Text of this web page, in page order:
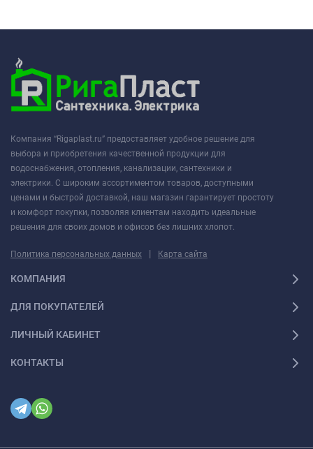
Компания “Rigaplast.ru” предоставляет удобное решение для
выбора и приобретения качественной продукции для
водоснабжения, отопления, канализации, сантехники и
электрики. С широким ассортиментом товаров, доступными
ценами и быстрой доставкой, наш магазин гарантирует простоту
и комфорт покупки, позволяя клиентам находить идеальные
решения для своих домов и офисов без лишних хлопот.
Политика персональных данных | Карта сайта
КОМПАНИЯ
ДЛЯ ПОКУПАТЕЛЕЙ
ЛИЧНЫЙ КАБИНЕТ
КОНТАКТЫ